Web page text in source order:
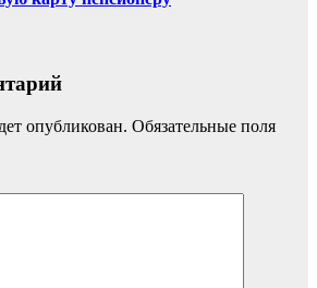
опубликован. Обязательные поля